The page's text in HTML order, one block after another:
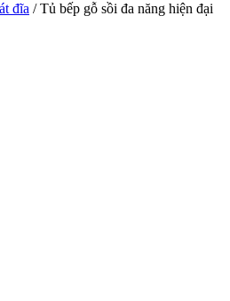
đĩa / Tủ bếp gỗ sồi đa năng hiện đại